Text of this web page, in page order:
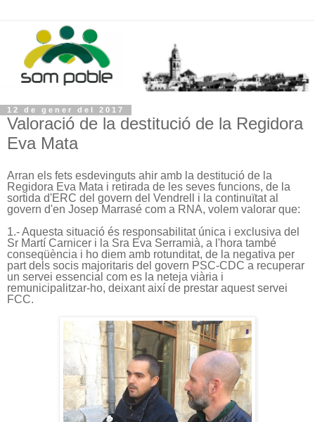
12 de gener del 2017
Valoració de la destitució de la Regidora
Eva Mata
Arran els fets esdevinguts ahir amb la destitució de la
Regidora Eva Mata i retirada de les seves funcions, de la
sortida d'ERC del govern del Vendrell i la continuïtat al
govern d'en Josep Marrasé com a RNA, volem valorar que:
1.- Aquesta situació és responsabilitat única i exclusiva del
Sr Martí Carnicer i la Sra Eva Serramià, a l'hora també
conseqüència i ho diem amb rotunditat, de la negativa per
part dels socis majoritaris del govern PSC-CDC a recuperar
un servei essencial com es la neteja viària i
remunicipalitzar-ho, deixant així de prestar aquest servei
FCC.